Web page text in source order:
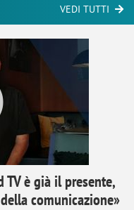
VEDI TUTTI
TV è già il presente,
comunicazione»